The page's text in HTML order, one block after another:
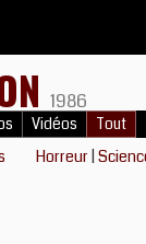
1986
Vidéos Tout
Horreur |